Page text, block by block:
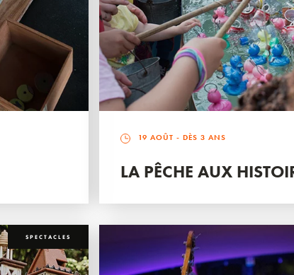
19 AOÛT - DÈS 3 ANS
LA PÊCHE AUX
SPECTACLES